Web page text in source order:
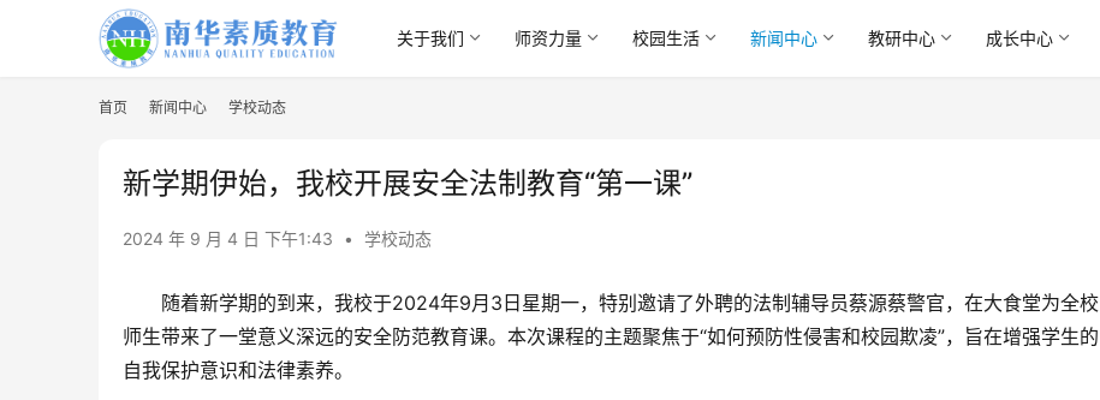
关于我们 师资力量 校园生活 新闻中心 教研中心 成长中心
首页 新闻中心 学校动态
新学期伊始，我校开展安全法制教育“第一课”
2024 年 9 月 4 日 下午1:43 • 学校动态
随着新学期的到来，我校于2024年9月3日星期一，特别邀请了外聘的法制辅导员蔡源蔡警官，在大食堂为全校
师生带来了一堂意义深远的安全防范教育课。本次课程的主题聚焦于“如何预防性侵害和校园欺凌”，旨在增强学生的
自我保护意识和法律素养。